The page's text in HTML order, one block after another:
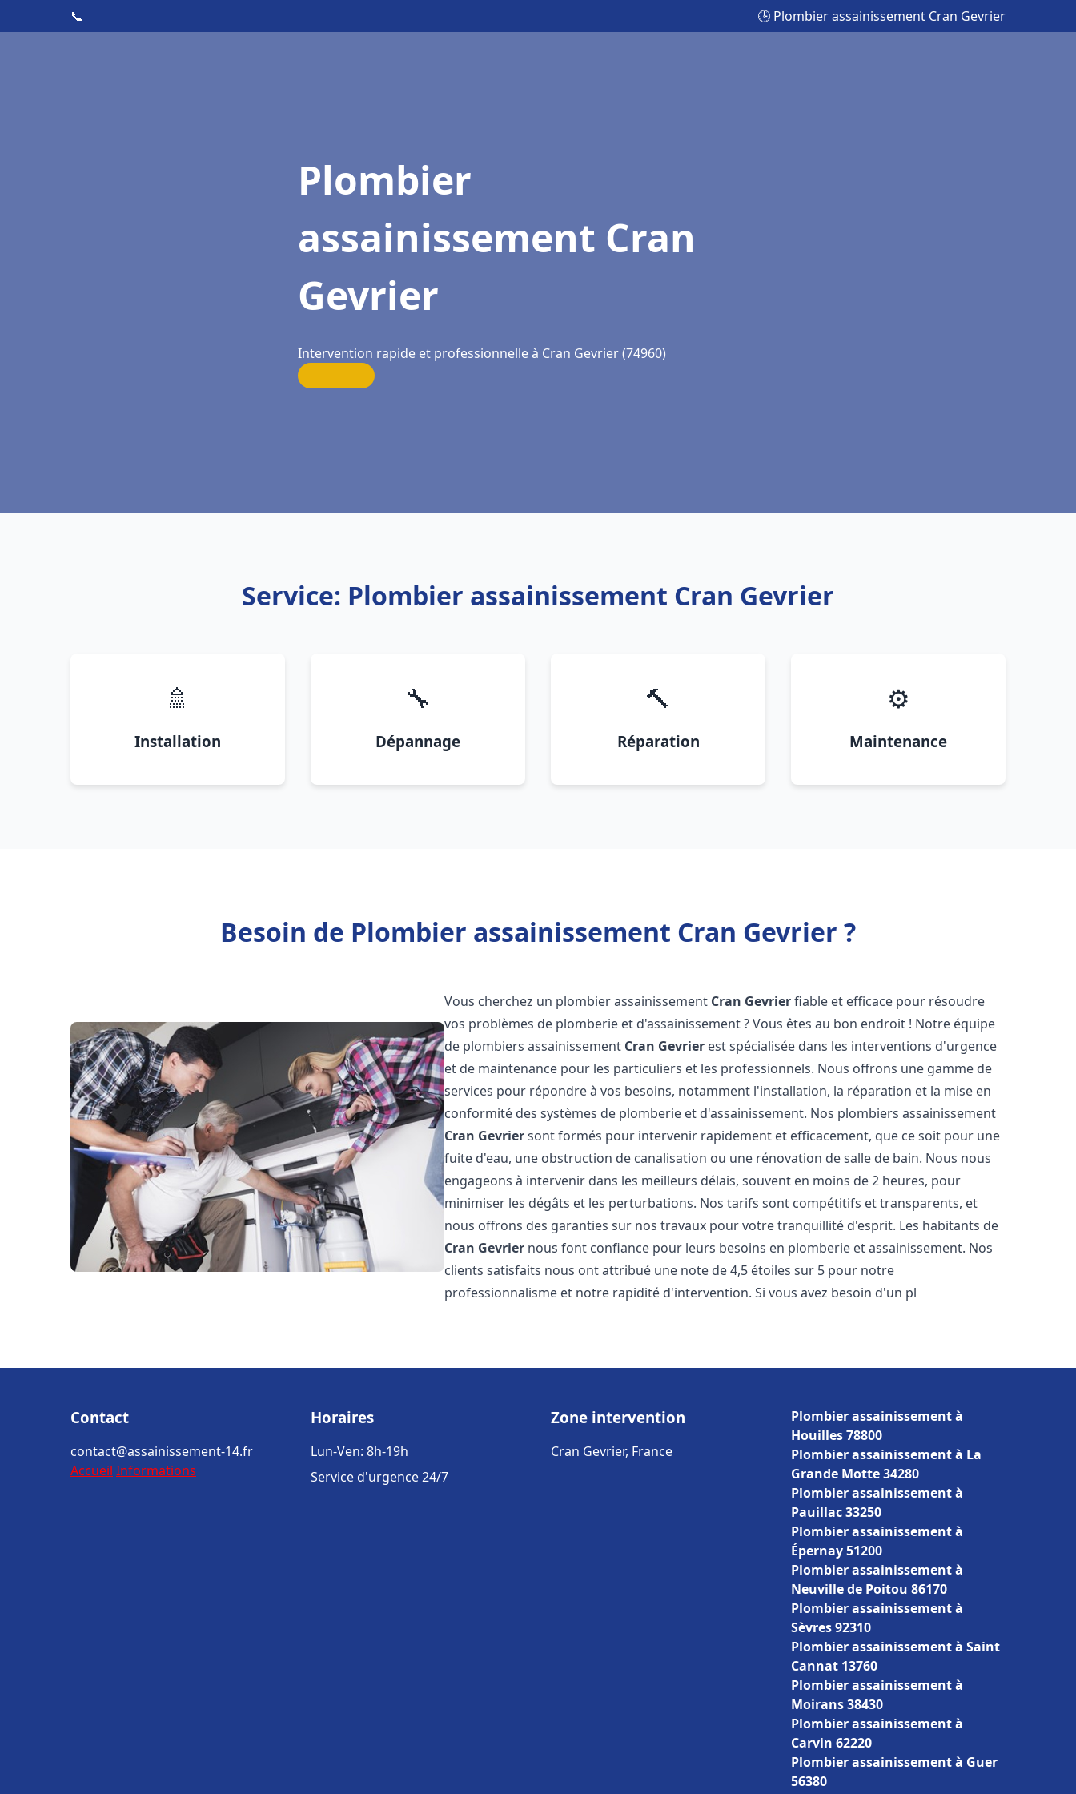
📞 🕒 Plombier assainissement Cran Gevrier
Plombier
assainissement Cran
Gevrier
Intervention rapide et professionnelle à Cran Gevrier (74960)
Service: Plombier assainissement Cran Gevrier
🚿
Installation
🔧
Dépannage
🔨
Réparation
⚙️
Maintenance
Besoin de Plombier assainissement Cran Gevrier ?
Vous cherchez un plombier assainissement Cran Gevrierfiable et efficace pour résoudre
vos problèmes de plomberie et d'assainissement ? Vous êtes au bon endroit ! Notre équipe
de plombiers assainissement Cran Gevrier est spécialisée dans les interventions d'urgence
et de maintenance pour les particuliers et les professionnels. Nous offrons une gamme de
services pour répondre à vos besoins, notamment l'installation, la réparation et la mise en
conformité des systèmes de plomberie et d'assainissement. Nos plombiers assainissement
Cran Gevriersont formés pour intervenir rapidement et efficacement, que ce soit pour une
fuite d'eau, une obstruction de canalisation ou une rénovation de salle de bain. Nous nous
engageons à intervenir dans les meilleurs délais, souvent en moins de 2 heures, pour
minimiser les dégâts et les perturbations. Nos tarifs sont compétitifs et transparents, et
nous offrons des garanties sur nos travaux pour votre tranquillité d'esprit. Les habitants de
Cran Gevrier nous font confiance pour leurs besoins en plomberie et assainissement. Nos
clients satisfaits nous ont attribué une note de 4,5 étoiles sur 5 pour notre
professionnalisme et notre rapidité d'intervention. Si vous avez besoin d'un pl
Contact
contact@assainissement-14.fr
Accueil Informations
Horaires
Lun-Ven: 8h-19h
Service d'urgence 24/7
Zone intervention
Cran Gevrier, France
Plombier assainissement à
Houilles 78800
Plombier assainissement à La
Grande Motte 34280
Plombier assainissement à
Pauillac 33250
Plombier assainissement à
Épernay 51200
Plombier assainissement à
Neuville de Poitou 86170
Plombier assainissement à
Sèvres 92310
Plombier assainissement à Saint
Cannat 13760
Plombier assainissement à
Moirans 38430
Plombier assainissement à
Carvin 62220
Plombier assainissement à Guer
56380